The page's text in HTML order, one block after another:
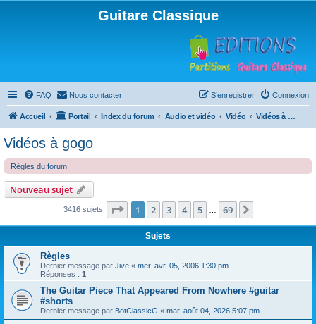
Guitare Classique
FAQ Nous contacter Connexion
S’enregistrer
Accueil Portail Index du forum Audio et vidéo Vidéo Vidéos à gogo
Vidéos à gogo
Règles du forum
Nouveau sujet
3416 sujets Page 1sur69
1 2 3 4 5 69
Sujets
Règles
Dernier message par Jive « mer. avr. 05, 2006 1:30 pm
Réponses : 1
The Guitar Piece That Appeared From Nowhere #guitar
#shorts
Dernier message par BotClassicG « mar. août 04, 2026 5:07 pm